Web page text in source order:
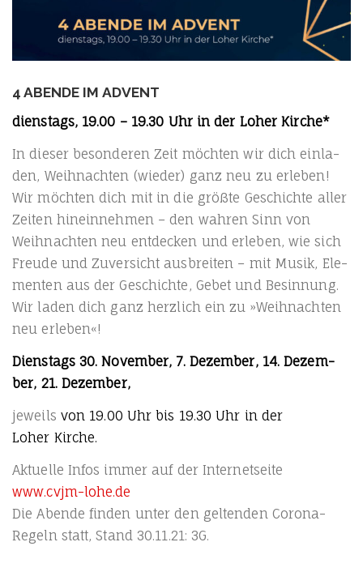
4 ABENDE IM ADVENT
diens­tags, 19.00 – 19.30 Uhr in der Loher Kirche*
In die­ser beson­de­ren Zeit möch­ten wir dich ein­la­
den, Weih­nach­ten (wie­der) ganz neu zu erle­ben!
Wir möch­ten dich mit in die größ­te Geschich­te aller
Zei­ten hin­ein­neh­men – den wah­ren Sinn von
Weih­nach­ten neu ent­de­cken und erle­ben, wie sich
Freu­de und Zuver­sicht aus­brei­ten – mit Musik, Ele­
men­ten aus der Geschich­te, Gebet und Besin­nung.
Wir laden dich ganz herz­lich ein zu »Weih­nach­ten
neu erleben«!
Diens­tags 30. Novem­ber, 7. Dezem­ber, 14. Dezem­
ber, 21. Dezember,
jeweils von 19.00 Uhr bis 19.30 Uhr in der
Loher Kirche.
Aktu­el­le Infos immer auf der Inter­net­sei­te
www.cvjm-lohe.de
Die Aben­de fin­den unter den gel­ten­den Coro­na-
Regeln statt, Stand 30.11.21: 3G.